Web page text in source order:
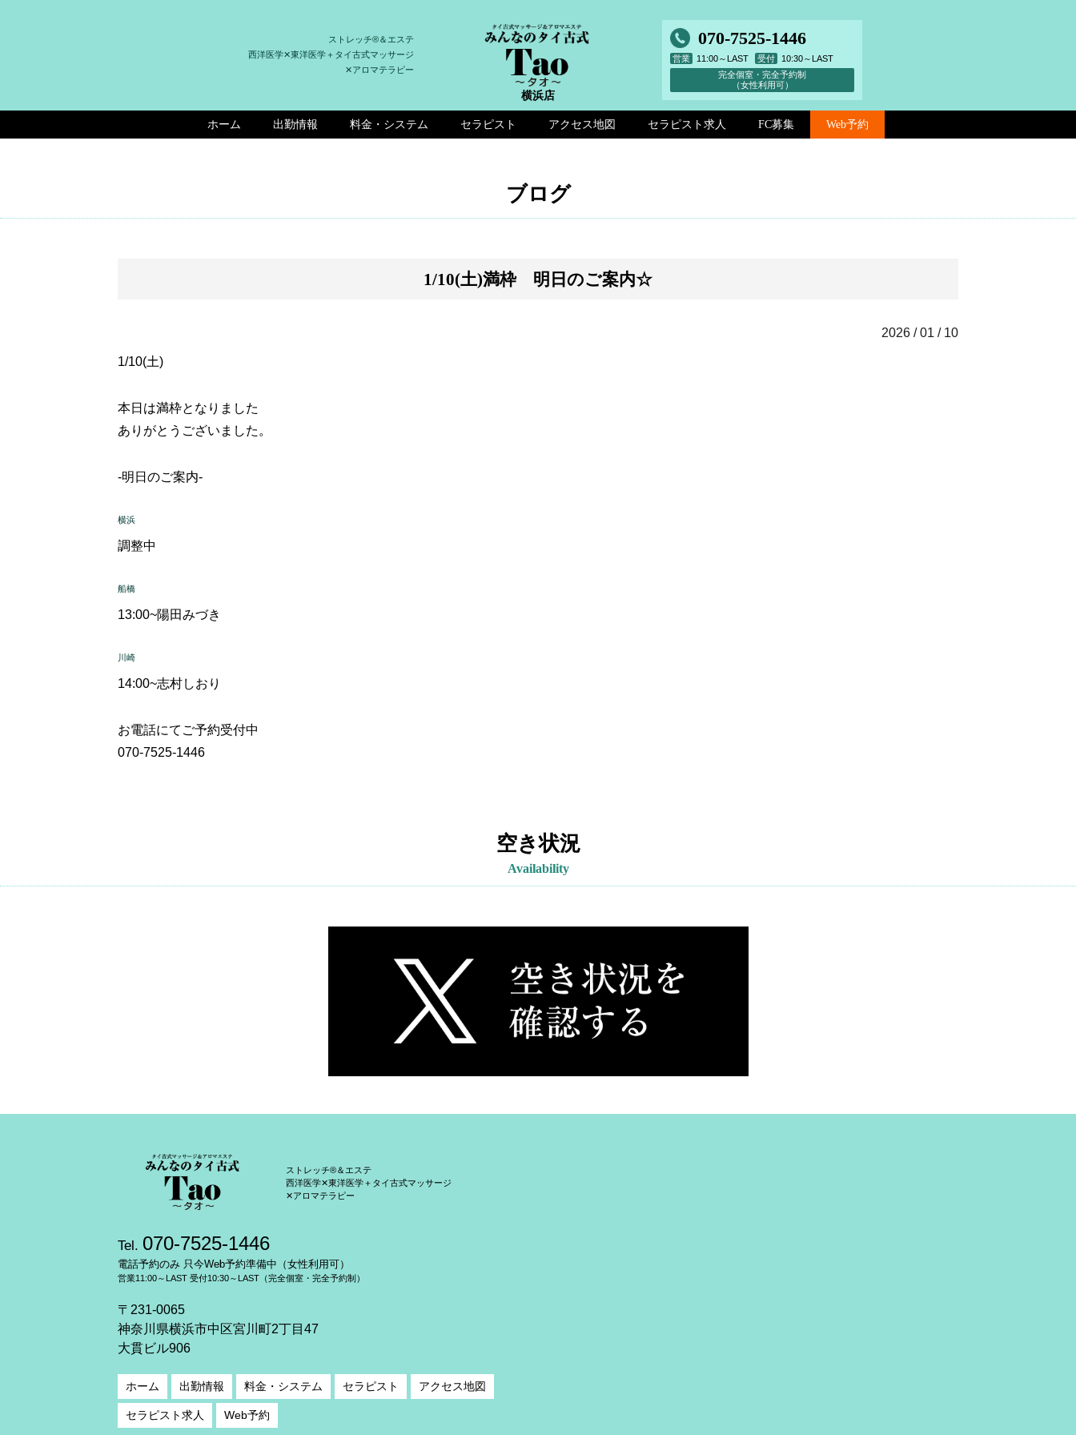
ストレッチ®＆エステ
西洋医学✕東洋医学＋タイ古式マッサージ
✕アロマテラピー
横浜店
070-7525-1446
営業 11:00～LAST 受付
10:30～LAST
完全個室・完全予約制
（女性利用可）
ホーム 出勤情報 料金・システム セラピスト アクセス地図 セラピスト求人 FC募集 Web予約
ブログ
1/10(土)満枠 明日のご案内☆
2026 / 01 / 10
1/10(土)
本日は満枠となりました
ありがとうございました。
-明日のご案内-
横浜
調整中
船橋
13:00~陽田みづき
川崎
14:00~志村しおり
お電話にてご予約受付中
070-7525-1446
空き状況
Availability
ストレッチ®＆エステ
西洋医学✕東洋医学＋タイ古式マッサージ
✕アロマテラピー
Tel. 070-7525-1446
電話予約のみ 只今Web予約準備中（女性利用可）
営業11:00～LAST 受付10:30～LAST（完全個室・完全予約制）
〒231-0065
神奈川県横浜市中区宮川町2丁目47
大貫ビル906
ホーム 出勤情報 料金・システム セラピスト アクセス地図
セラピスト求人 Web予約